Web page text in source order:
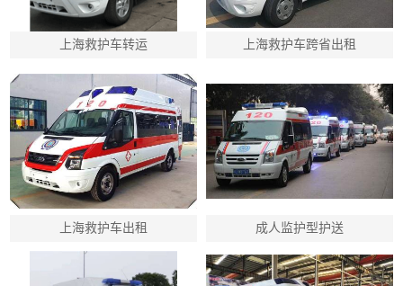
上海救护车转运 上海救护车跨省出租
上海救护车出租 成人监护型护送